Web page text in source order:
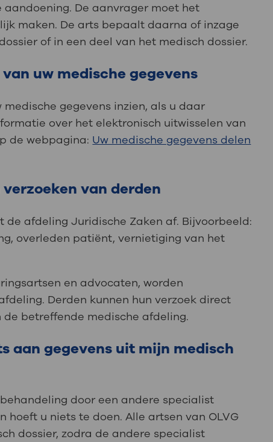
De aanvrager moet het
maken. De arts bepaalt daarna of inzage
of in een deel van het medisch dossier.
uw medische gegevens
gegevens inzien, als u daar
over het elektronisch uitwisselen van
de webpagina: Uw medische gegevens delen
van derden
de afdeling Juridische Zaken af. Bijvoorbeeld:
overleden patiënt, vernietiging van het
en advocaten, worden
Derden kunnen hun verzoek direct
betreffende medische afdeling.
aan gegevens uit mijn medisch
door een andere specialist
hoeft u niets te doen. Alle artsen van OLVG
dossier, zodra de andere specialist